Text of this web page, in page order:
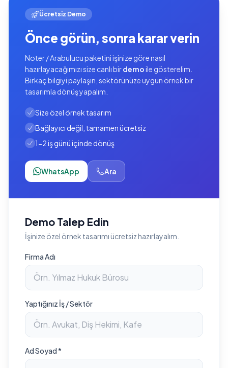
Ücretsiz Demo
Önce görün, sonra karar verin
Noter / Arabulucu paketini işinize göre nasıl
hazırlayacağımızı size canlı birdemoile gösterelim.
Birkaç bilgiyi paylaşın, sektörünüze uygun örnek bir
tasarımla dönüş yapalım.
Size özel örnek tasarım
Bağlayıcı değil, tamamen ücretsiz
1-2 iş günü içinde dönüş
WhatsApp Ara
Demo Talep Edin
İşinize özel örnek tasarımı ücretsiz hazırlayalım.
Firma Adı
Yaptığınız İş / Sektör
Ad Soyad *